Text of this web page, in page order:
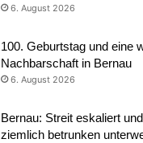
6. August 2026
100. Geburtstag und eine
Nachbarschaft in Bernau
6. August 2026
Bernau: Streit eskaliert
ziemlich betrunken